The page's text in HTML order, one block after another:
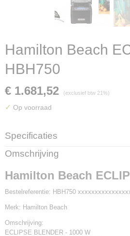
Hamilton Beach
HBH750
€ 1.681,52 (exclusief btw 21%)
✓ Op voorraad
Specificaties
Productcode
Omschrijving
Hamilton Beach
Bestelreferentie: HBH750
Merk: Hamilton Beach
Omschrijving:
ECLIPSE BLENDER - 1000 W